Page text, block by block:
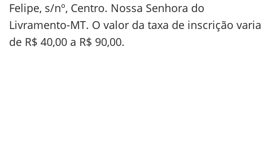
Felipe, s/nº, Centro. Nossa Senhora do
Livramento-MT. O valor da taxa de inscrição varia
de R$ 40,00 a R$ 90,00.